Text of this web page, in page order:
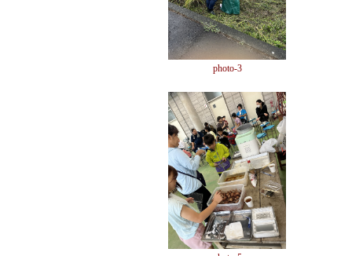
photo-3